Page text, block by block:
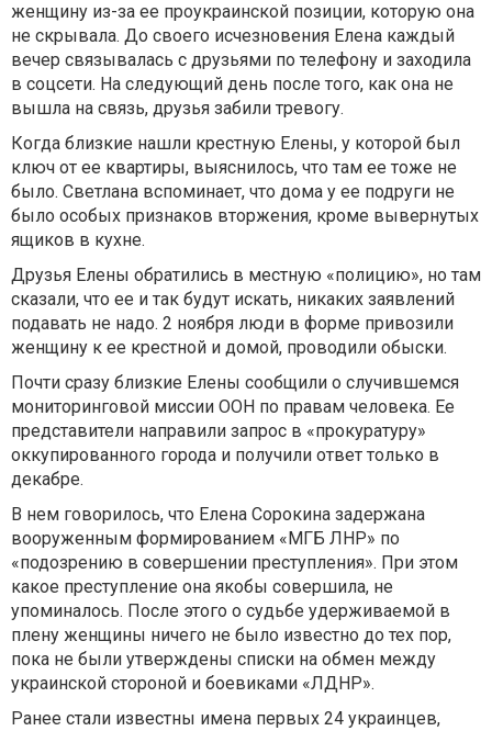
женщину из-за ее проукраинской позиции, которую она
не скрывала. До своего исчезновения Елена каждый
вечер связывалась с друзьями по телефону и заходила
в соцсети. На следующий день после того, как она не
вышла на связь, друзья забили тревогу.
Когда близкие нашли крестную Елены, у которой был
ключ от ее квартиры, выяснилось, что там ее тоже не
было. Светлана вспоминает, что дома у ее подруги не
было особых признаков вторжения, кроме вывернутых
ящиков в кухне.
Друзья Елены обратились в местную «полицию», но там
сказали, что ее и так будут искать, никаких заявлений
подавать не надо. 2 ноября люди в форме привозили
женщину к ее крестной и домой, проводили обыски.
Почти сразу близкие Елены сообщили о случившемся
мониторинговой миссии ООН по правам человека. Ее
представители направили запрос в «прокуратуру»
оккупированного города и получили ответ только в
декабре.
В нем говорилось, что Елена Сорокина задержана
вооруженным формированием «МГБ ЛНР» по
«подозрению в совершении преступления». При этом
какое преступление она якобы совершила, не
упоминалось. После этого о судьбе удерживаемой в
плену женщины ничего не было известно до тех пор,
пока не были утверждены списки на обмен между
украинской стороной и боевиками «ЛДНР».
Ранее стали известны имена первых 24 украинцев,